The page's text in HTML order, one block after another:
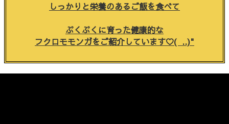
しっかりと栄養のあるご飯を食べて
ぷくぷくに育った健康的な
フクロモモンガをご紹介しています♡( ..)"